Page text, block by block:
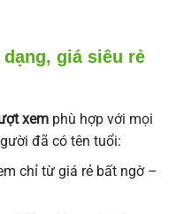
giá siêu rẻ
xemphù hợp với mọi
đã có tên tuổi:
chỉ từ giá rẻ bất ngờ –